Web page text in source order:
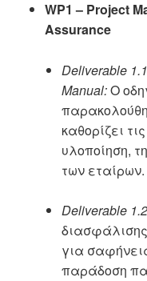
WP1 – Project
Assurance
Deliverable
Manual:Ο
καθορίζει
υλοποίηση,
των εταίρων.
Deliverable
για
παράδοση